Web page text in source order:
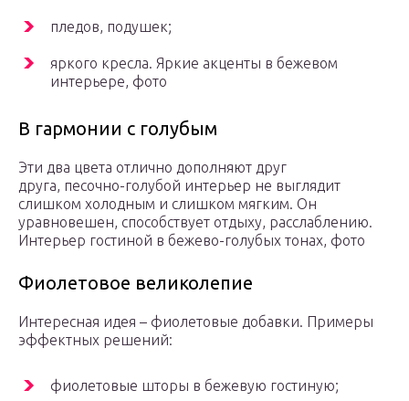
пледов, подушек;
яркого кресла. Яркие акценты в бежевом
интерьере, фото
В гармонии с голубым
Эти два цвета отлично дополняют друг
друга, песочно-голубой интерьер не выглядит
слишком холодным и слишком мягким. Он
уравновешен, способствует отдыху, расслаблению.
Интерьер гостиной в бежево-голубых тонах, фото
Фиолетовое великолепие
Интересная идея – фиолетовые добавки. Примеры
эффектных решений:
фиолетовые шторы в бежевую гостиную;